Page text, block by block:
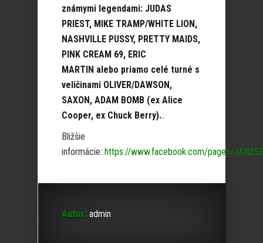
známymi legendami: JUDAS
PRIEST, MIKE TRAMP/WHITE LION,
NASHVILLE PUSSY, PRETTY MAIDS,
PINK CREAM 69, ERIC
MARTIN alebo priamo celé turné s
veličinami OLIVER/DAWSON,
SAXON, ADAM BOMB (ex Alice
Cooper, ex Chuck Berry)...
Bližšie
informácie: https://www.facebook.com/pages/
Autor: admin